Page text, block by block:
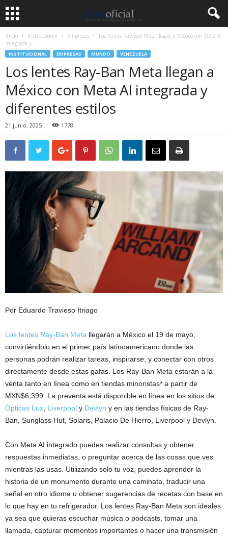
Inicio Institucional Empresas
Los lentes Ray-Ban Meta llegan a México con Meta AI
integrada y...
INSTITUCIONAL EMPRESAS MUNDO VENEZUELA
Los lentes Ray-Ban Meta llegan a
México con Meta AI integrada y
diferentes estilos
21 junio, 2025 1778
Por Eduardo Travieso Itriago
Los lentes Ray-Ban Meta llegarán a México el 19 de mayo,
convirtiéndolo en el primer país latinoamericano donde las
personas podrán realizar tareas, inspirarse, y conectar con otros
directamente desde estas gafas. Los Ray-Ban Meta estarán a la
venta tanto en línea como en tiendas minoristas* a partir de
MXN$6,399. La preventa está disponible en línea en los sitios de
Ópticas Lux, Liverpool y Devlyn y en las tiendas físicas de Ray-
Ban, Sunglass Hut, Solaris, Palacio De Hierro, Liverpool y Devlyn.
Con Meta AI integrado puedes realizar consultas y obtener
respuestas inmediatas, o preguntar acerca de las cosas que ves
mientras las usas. Utilizando solo tu voz, puedes aprender la
historia de un monumento durante una caminata, traducir una
señal en otro idioma u obtener sugerencias de recetas con base en
lo que hay en tu refrigerador. Los lentes Ray-Ban Meta son ideales
ya sea que quieras escuchar música o podcasts, tomar una
llamada, capturar momentos importantes o hacer una transmisión